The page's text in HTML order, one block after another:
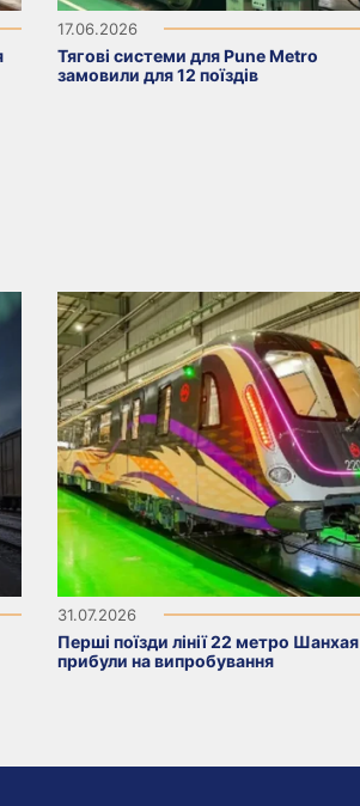
17.06.2026
Тягові системи для Pune Metro
замовили для 12 поїздів
31.07.2026
Перші поїзди лінії 22 метро Шанхая
прибули на випробування